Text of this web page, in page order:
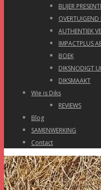
BLIJER
OVERTUIGEND
AUTHENTIEK
IMPACTPLUS
BOEK
DIKSNODIGT
DIKSMAAKT
Wie is Diks
REVIEWS
Blog
SAMENWERKING
Contact